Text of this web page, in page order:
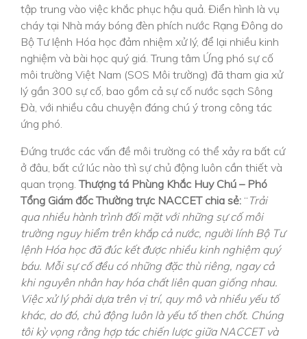
tập trung vào việc khắc phục hậu quả. Điển hình là vụ
cháy tại Nhà máy bóng đèn phích nước Rạng Đông do
Bộ Tư lệnh Hóa học đảm nhiệm xử lý, để lại nhiều kinh
nghiệm và bài học quý giá. Trung tâm Ứng phó sự cố
môi trường Việt Nam (SOS Môi trường) đã tham gia xử
lý gần 300 sự cố, bao gồm cả sự cố nước sạch Sông
Đà, với nhiều câu chuyện đáng chú ý trong công tác
ứng phó.
Đứng trước các vấn đề môi trường có thể xảy ra bất cứ
ở đâu, bất cứ lúc nào thì sự chủ động luôn cần thiết và
quan trọng. Thượng tá Phùng Khắc Huy Chú – Phó
Tổng Giám đốc Thường trực NACCET chia sẻ: “ Trải
qua nhiều hành trình đối mặt với những sự cố môi
trường nguy hiểm trên khắp cả nước, người lính Bộ Tư
lệnh Hóa học đã đúc kết được nhiều kinh nghiệm quý
báu. Mỗi sự cố đều có những đặc thù riêng, ngay cả
khi nguyên nhân hay hóa chất liên quan giống nhau.
Việc xử lý phải dựa trên vị trí, quy mô và nhiều yếu tố
khác, do đó, chủ động luôn là yếu tố then chốt. Chúng
tôi kỳ vọng rằng hợp tác chiến lược giữa NACCET và